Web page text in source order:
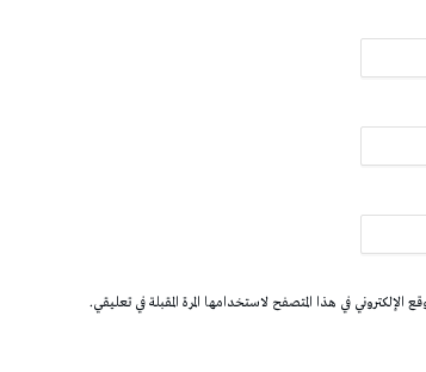
الإلكتروني في هذا المتصفح لاستخدامها المرة المقبلة في تعليقي.